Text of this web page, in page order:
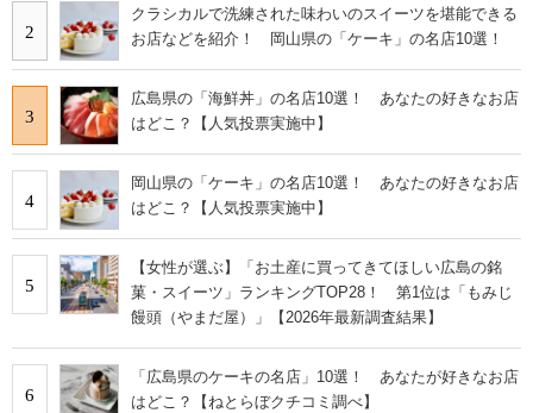
2
クラシカルで洗練された味わいのスイーツを堪能できる
お店などを紹介！ 岡山県の「ケーキ」の名店10選！
3
広島県の「海鮮丼」の名店10選！ あなたの好きなお店
はどこ？【人気投票実施中】
4
岡山県の「ケーキ」の名店10選！ あなたの好きなお店
はどこ？【人気投票実施中】
5
【女性が選ぶ】「お土産に買ってきてほしい広島の銘
菓・スイーツ」ランキングTOP28！ 第1位は「もみじ
饅頭（やまだ屋）」【2026年最新調査結果】
6
「広島県のケーキの名店」10選！ あなたが好きなお店
はどこ？【ねとらぼクチコミ調べ】